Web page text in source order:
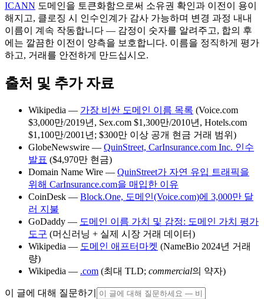
ICANN 도메인을 토큰화함으로써 소유권 확인과 이전이 용이
해지고, 클로징 시 인수인계가 감사 가능하며 변경 과정 내내
이름이 계속 작동합니다 — 감정이 숫자를 알려주고, 합의 후
에는 깔끔한 이전이 양측을 보호합니다. 이름을 정직하게 평가
하고, 거래를 안전하게 만드십시오.
출처 및 추가 자료
Wikipedia — 가장 비싼 도메인 이름 목록 (Voice.com
$3,000만/2019년, Sex.com $1,300만/2010년, Hotels.com
$1,100만/2001년; $300만 이상 공개 현금 거래 범위)
GlobeNewswire — QuinStreet, CarInsurance.com Inc. 인수
발표 ($4,970만 현금)
Domain Name Wire — QuinStreet가 자연 유입 트래픽을
위해 CarInsurance.com을 매입한 이유
CoinDesk — Block.One, 도메인(Voice.com)에 3,000만 달
러 지불
GoDaddy — 도메인 이름 가치 및 감정: 도메인 가치 평가
도구 (머신러닝 + 실제 시장 거래 데이터)
Wikipedia — 도메인 애프터마켓 (NameBio 2024년 거래
량)
Wikipedia — .com (최대 TLD; commercial의 약자)
이 글에 대해 질문하기